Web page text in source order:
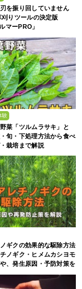
を振り回していません
りツールの決定版
マーPRO」
験
菜「ツルムラサキ」と
旬・下処理方法から食べ
栽培まで解説
ギクの効果的な駆除方法
ノギク・ヒメムカシヨモ
、発生原因・予防対策を